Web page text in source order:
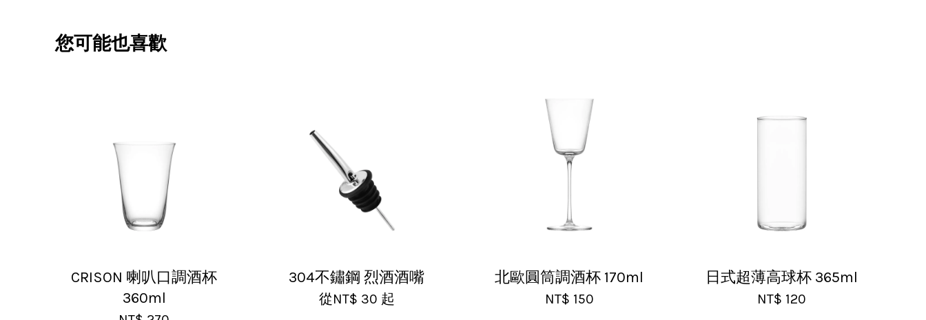
超用心的包裝，非常好用的產品，謝謝賣家，價格超優惠，CP值超高，推薦給大家！
您可能也喜歡
CRISON 喇叭口調酒杯
360ml
304不鏽鋼 烈酒酒嘴
從NT$ 30 起
北歐圓筒調酒杯 170ml
NT$ 150
日式超薄高球杯 365ml
NT$ 120